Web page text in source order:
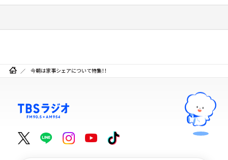
今朝は家事シェアについて特集！！